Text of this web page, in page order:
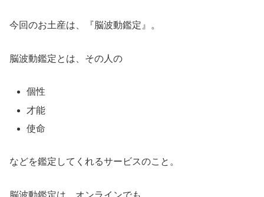
今回のお土産は、『脳波動鑑定』。
脳波動鑑定とは、その人の
個性
才能
使命
などを鑑定してくれるサービスのこと。